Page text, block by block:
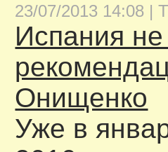
23/07/2013 14:08 |
Испания не
Онищенко
Уже в